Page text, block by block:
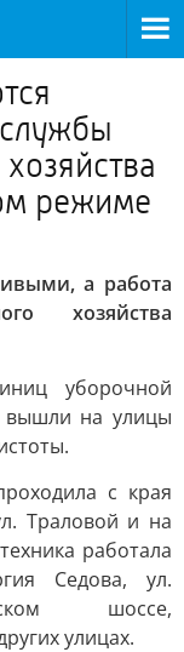
режиме
а работа
хозяйства
уборочной
вышли на улицы
с края
Траловой и на
работала
Седова, ул.
шоссе,
улицах.